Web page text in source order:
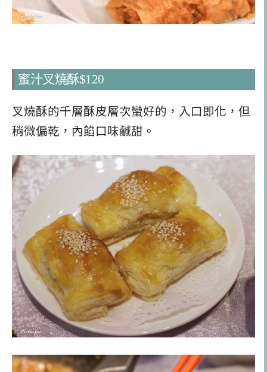
蜜汁叉燒酥$120
叉燒酥的千層酥皮層次蠻好的，入口即化，但
稍微偏乾，內餡口味鹹甜。